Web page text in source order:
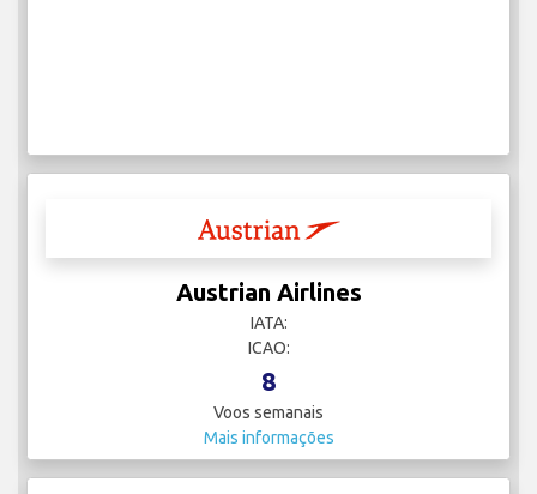
Austrian Airlines
IATA:
ICAO:
8
Voos semanais
Mais informações